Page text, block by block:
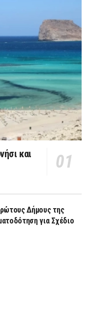
και
Δήμους της
για Σχέδιο